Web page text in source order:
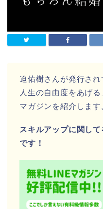
迫佑樹さんが発行さ
人生の自由度をあげ
マガジンを紹介します
スキルアップに関し
です！